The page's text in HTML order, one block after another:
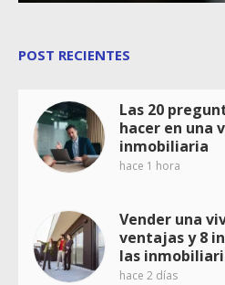
POST RECIENTES
Las 20
hacer en una
inmobiliaria
hace 1 hora
Vender una
ventajas y 8
las
hace 2 días